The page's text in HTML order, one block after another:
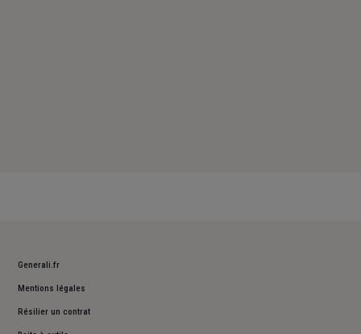
Generali.fr
Mentions légales
Résilier un contrat